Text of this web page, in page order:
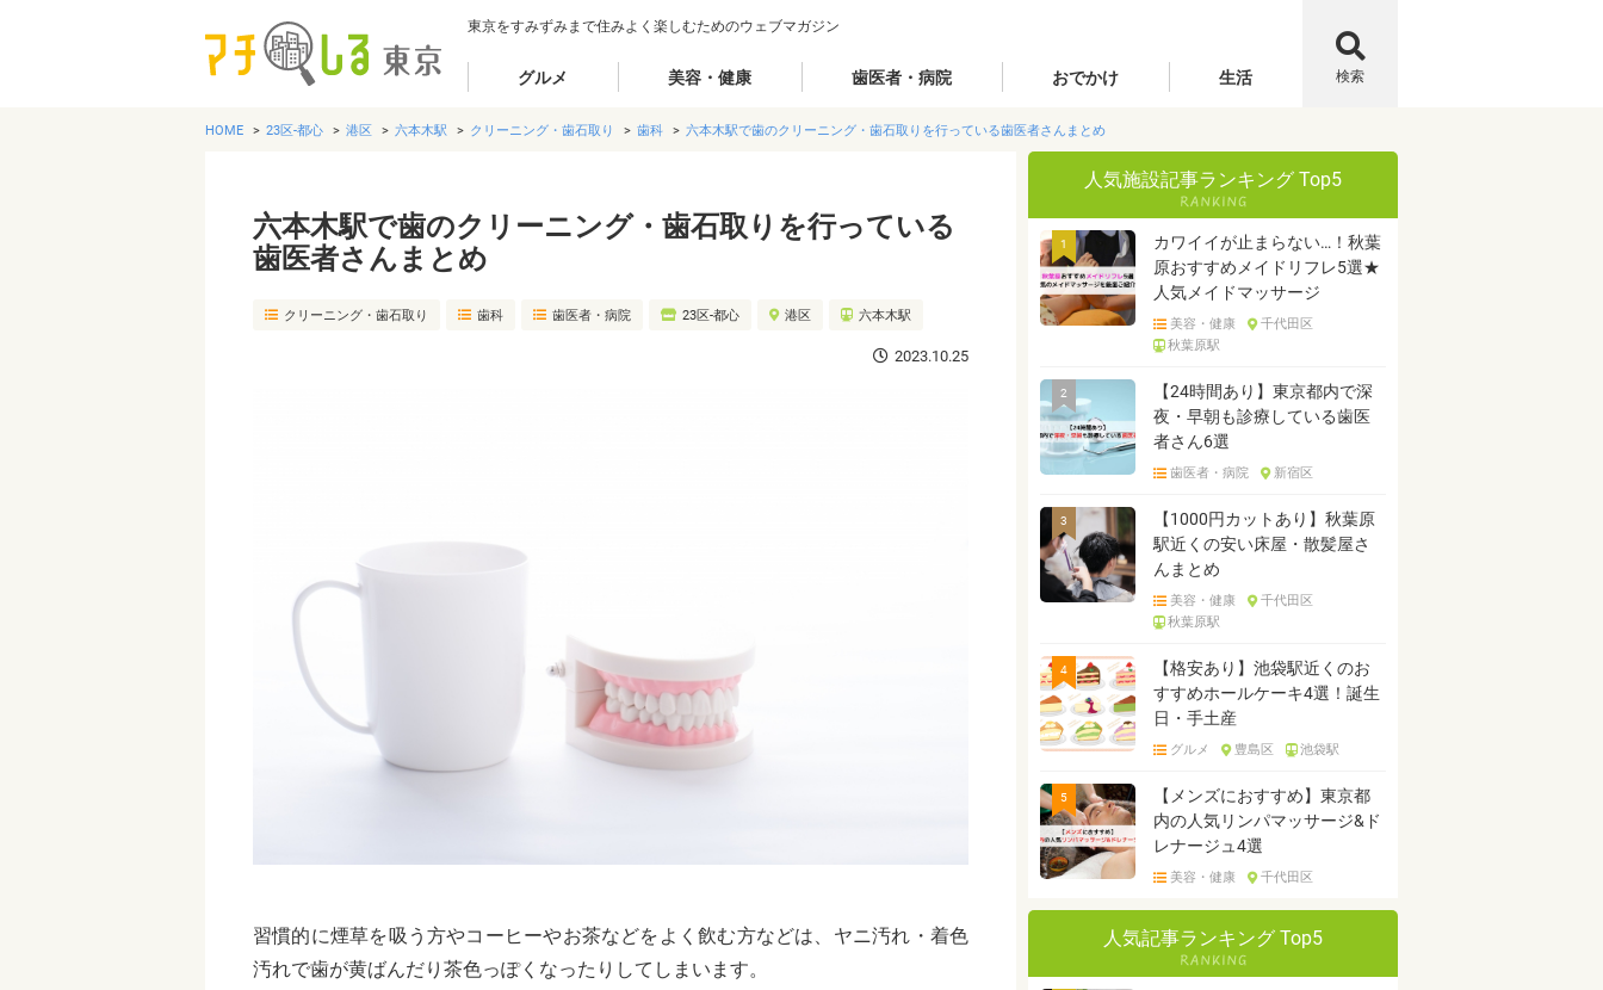
東京をすみずみまで住みよく楽しむためのウェブマガジン
グルメ 美容・健康 歯医者・病院 おでかけ 生活 検索
HOME 23区-都心 港区 六本木駅 クリーニング・歯石取り 歯科 六本木駅で歯のクリーニング・歯石取りを行っている歯医者さんまとめ
六本木駅で歯のクリーニング・歯石取りを行っている
歯医者さんまとめ
クリーニング・歯石取り 歯科 歯医者・病院 23区-都心 港区 六本木駅
2023.10.25
習慣的に煙草を吸う方やコーヒーやお茶などをよく飲む方などは、ヤニ汚れ・着色
汚れで歯が黄ばんだり茶色っぽくなったりしてしまいます。
人気施設記事ランキング Top5
1
カワイイが止まらない…！秋葉
原おすすめメイドリフレ5選★
人気メイドマッサージ
美容・健康
千代田区
秋葉原駅
2
【24時間あり】東京都内で深
夜・早朝も診療している歯医
者さん6選
歯医者・病院 新宿区
3
【1000円カットあり】秋葉原
駅近くの安い床屋・散髪屋さ
んまとめ
美容・健康
千代田区
秋葉原駅
4
【格安あり】池袋駅近くのお
すすめホールケーキ4選！誕生
日・手土産
グルメ 豊島区 池袋駅
5
【メンズにおすすめ】東京都
内の人気リンパマッサージ&ド
レナージュ4選
美容・健康 千代田区
人気記事ランキング Top5